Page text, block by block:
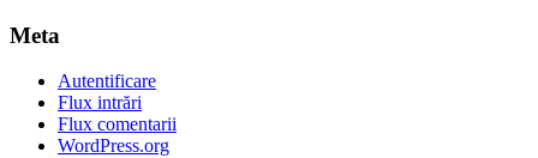
Meta
Autentificare
Flux intrări
Flux comentarii
WordPress.org